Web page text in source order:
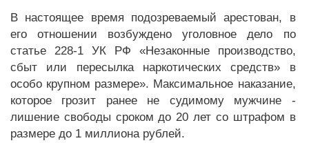
В настоящее время подозреваемый арестован, в
его отношении возбуждено уголовное дело по
статье 228-1 УК РФ «Незаконные производство,
сбыт или пересылка наркотических средств» в
особо крупном размере». Максимальное наказание,
которое грозит ранее не судимому мужчине -
лишение свободы сроком до 20 лет со штрафом в
размере до 1 миллиона рублей.